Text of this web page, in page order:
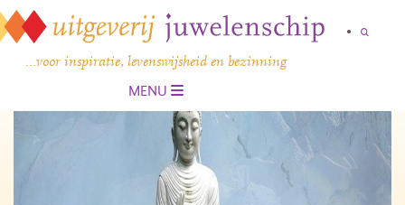
…voor inspiratie, levenswijsheid en bezinning
MENU